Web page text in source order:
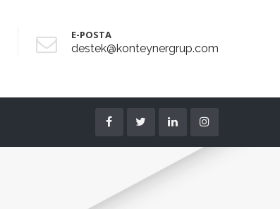
E-POSTA
destek@konteynergrup.com